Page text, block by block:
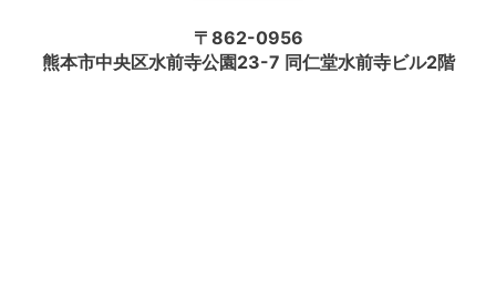
〒862-0956
熊本市中央区水前寺公園23-7 同仁堂水前寺ビル2階